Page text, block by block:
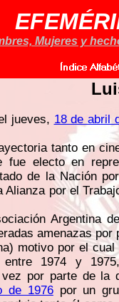
Mujeres y
jueves, 18 de abril
tanto en
electo en
de la Nación
Alianza por el
Argentina
amenazas por
motivo por el
1974 y
por parte de la
de 1976por un